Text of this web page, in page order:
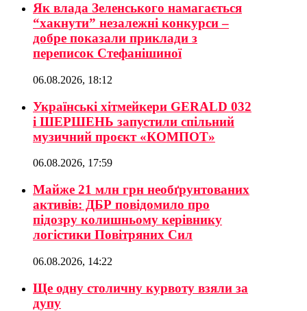
Як влада Зеленського намагається
“хакнути” незалежні конкурси –
добре показали приклади з
переписок Стефанішиної
06.08.2026, 18:12
Українські хітмейкери GERALD 032
і ШЕРШЕНЬ запустили спільний
музичний проєкт «КОМПОТ»
06.08.2026, 17:59
Майже 21 млн грн необґрунтованих
активів: ДБР повідомило про
підозру колишньому керівнику
логістики Повітряних Сил
06.08.2026, 14:22
Ще одну столичну курвоту взяли за
дупу